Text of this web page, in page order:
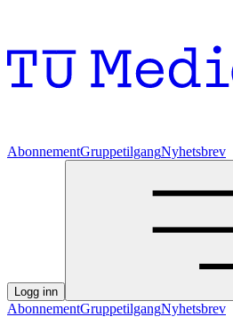
AbonnementGruppetilgangNyhetsbrev
Logg inn
AbonnementGruppetilgangNyhetsbrev